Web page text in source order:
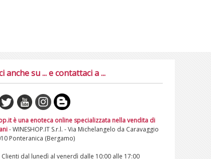
anche su ... e contattaci a ...
è una enoteca online specializzata nella vendita di
- WINESHOP.IT S.r.l. - Via Michelangelo da Caravaggio
Ponteranica (Bergamo)
Clienti dal lunedì al venerdì dalle 10:00 alle 17:00